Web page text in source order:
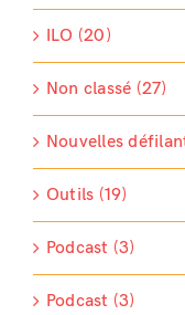
ILO (20)
Non classé (27)
Nouvelles
Outils (19)
Podcast (3)
Podcast (3)